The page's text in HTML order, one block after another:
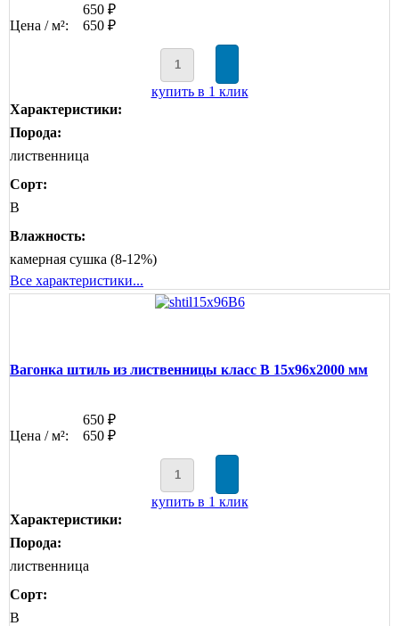
650 ₽
Цена / м²:
650 ₽
купить в 1 клик
Характеристики:
Порода:
лиственница
Сорт:
B
Влажность:
камерная сушка (8-12%)
Все характеристики...
Вагонка штиль из лиственницы класс В 15x96x2000 мм
650 ₽
Цена / м²:
650 ₽
купить в 1 клик
Характеристики:
Порода:
лиственница
Сорт:
B